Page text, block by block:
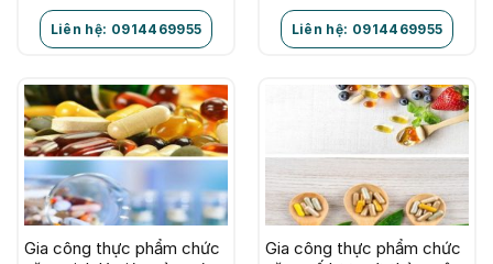
đùi, eo, bụng dưới, bắp tay,
cằm,... khiến cho…
Liên hệ: 0914469955
máu, mắt, tim, dạ dày,... Ngoài
ra, còn hỗ…
Liên hệ: 0914469955
Gia công thực phẩm chức
Gia công thực phẩm chức